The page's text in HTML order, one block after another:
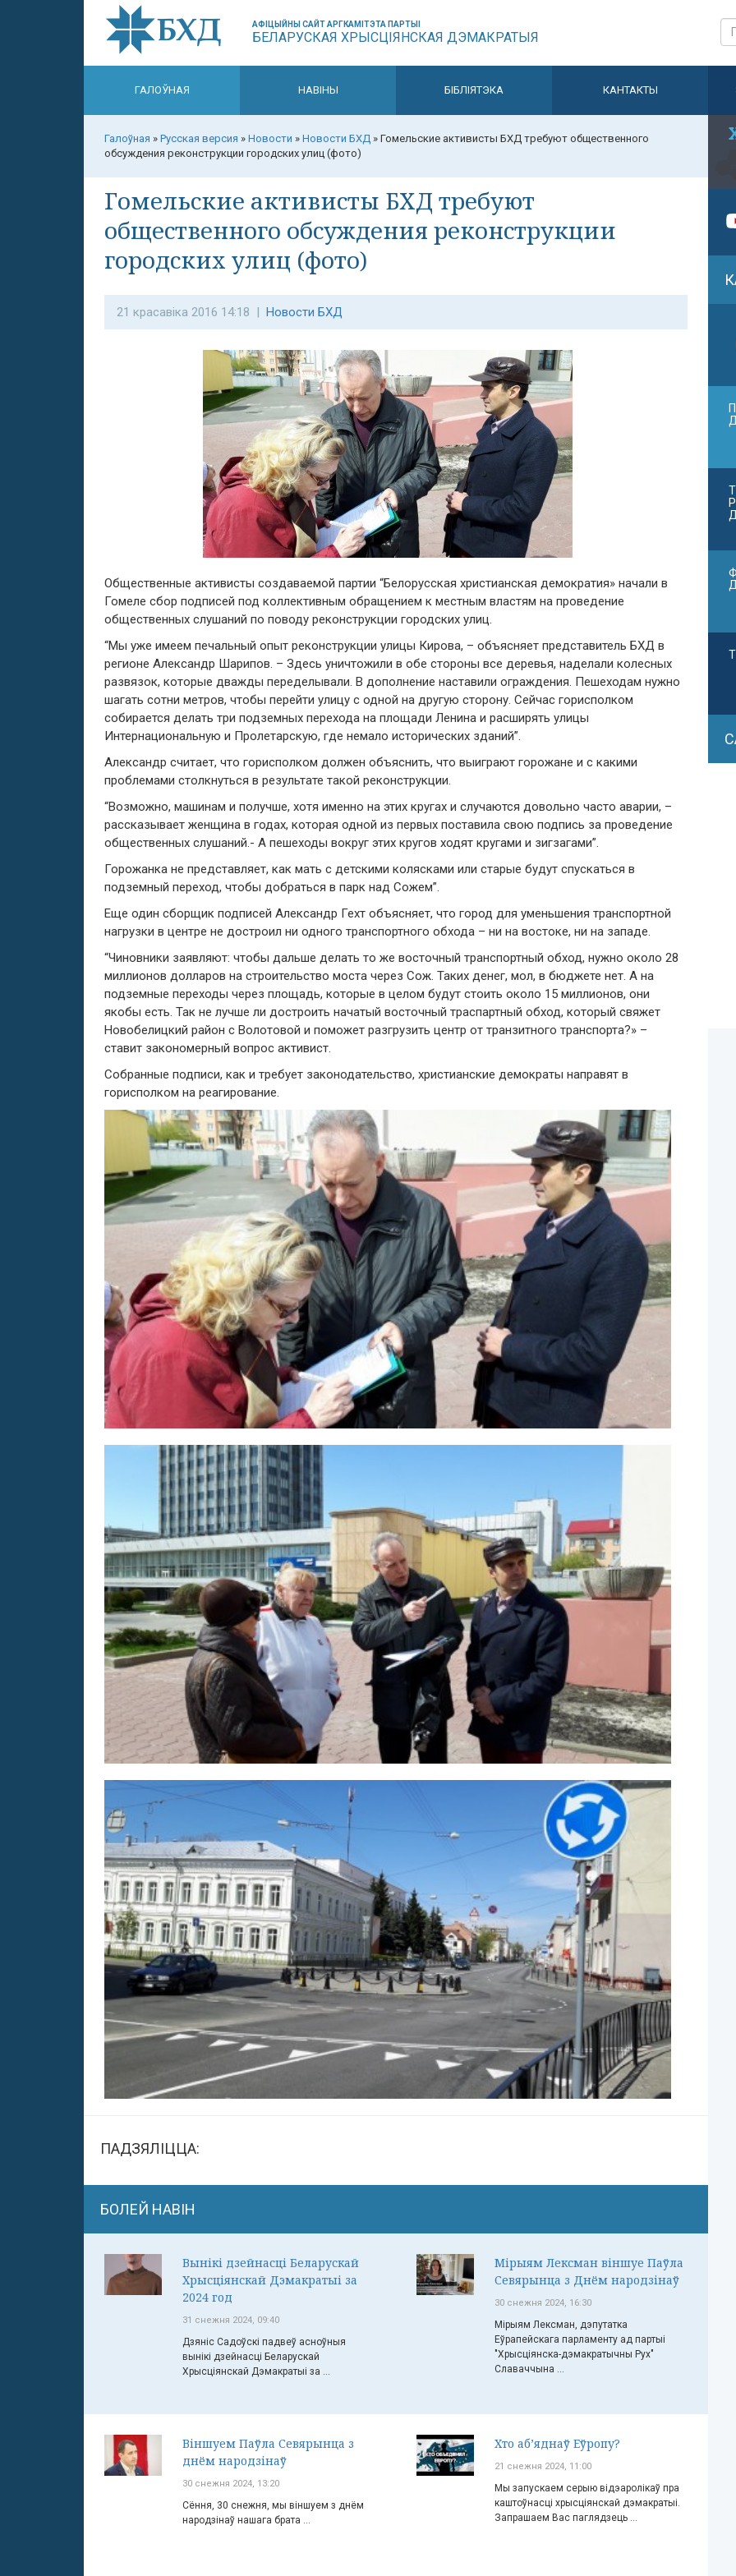
АФІЦЫЙНЫ САЙТ АРГКАМІТЭТА ПАРТЫІ
БЕЛАРУСКАЯ ХРЫСЦІЯНСКАЯ ДЭМАКРАТЫЯ
ГАЛОЎНАЯ НАВІНЫ БІБЛІЯТЭКА КАНТАКТЫ
Галоўная » Русская версия » Новости » Новости БХД » Гомельские активисты БХД требуют общественного
обсуждения реконструкции городских улиц (фото)
Гомельские активисты БХД требуют
общественного обсуждения реконструкции
городских улиц (фото)
21 красавіка 2016 14:18 | Новости БХД
Общественные активисты создаваемой партии “Белорусская христианская демократия» начали в
Гомеле сбор подписей под коллективным обращением к местным властям на проведение
общественных слушаний по поводу реконструкции городских улиц.
“Мы уже имеем печальный опыт реконструкции улицы Кирова, – объясняет представитель БХД в
регионе Александр Шарипов. – Здесь уничтожили в обе стороны все деревья, наделали колесных
развязок, которые дважды переделывали. В дополнение наставили ограждения. Пешеходам нужно
шагать сотни метров, чтобы перейти улицу с одной на другую сторону. Сейчас горисполком
собирается делать три подземных перехода на площади Ленина и расширять улицы
Интернациональную и Пролетарскую, где немало исторических зданий”.
Александр считает, что горисполком должен объяснить, что выиграют горожане и с какими
проблемами столкнуться в результате такой реконструкции.
“Возможно, машинам и получше, хотя именно на этих кругах и случаются довольно часто аварии, –
рассказывает женщина в годах, которая одной из первых поставила свою подпись за проведение
общественных слушаний.- А пешеходы вокруг этих кругов ходят кругами и зигзагами”.
Горожанка не представляет, как мать с детскими колясками или старые будут спускаться в
подземный переход, чтобы добраться в парк над Сожем”.
Еще один сборщик подписей Александр Гехт объясняет, что город для уменьшения транспортной
нагрузки в центре не достроил ни одного транспортного обхода – ни на востоке, ни на западе.
“Чиновники заявляют: чтобы дальше делать то же восточный транспортный обход, нужно около 28
миллионов долларов на строительство моста через Сож. Таких денег, мол, в бюджете нет. А на
подземные переходы через площадь, которые в целом будут стоить около 15 миллионов, они
якобы есть. Так не лучше ли достроить начатый восточный траспартный обход, который свяжет
Новобелицкий район с Волотовой и поможет разгрузить центр от транзитного транспорта?» –
ставит закономерный вопрос активист.
Собранные подписи, как и требует законодательство, христианские демократы направят в
горисполком на реагирование.
ПАДЗЯЛІЦЦА:
БОЛЕЙ НАВІН
Вынікі дзейнасці Беларускай
Хрысціянскай Дэмакратыі за
2024 год
31 снежня 2024, 09:40
Дзяніс Садоўскі падвеў асноўныя
вынікі дзейнасці Беларускай
Хрысціянскай Дэмакратыі за ...
Мірыям Лексман віншуе Паўла
Севярынца з Днём народзінаў
30 снежня 2024, 16:30
Мірыям Лексман, дэпутатка
Еўрапейскага парламенту ад партыі
"Хрысціянска-дэмакратычны Рух"
Славаччына ...
Віншуем Паўла Севярынца з
днём народзінаў
30 снежня 2024, 13:20
Сёння, 30 снежня, мы віншуем з днём
народзінаў нашага брата ...
Хто аб’яднаў Еўропу?
21 снежня 2024, 11:00
Мы запускаем серыю відэаролікаў пра
каштоўнасці хрысціянскай дэмакратыі.
Запрашаем Вас паглядзець ...